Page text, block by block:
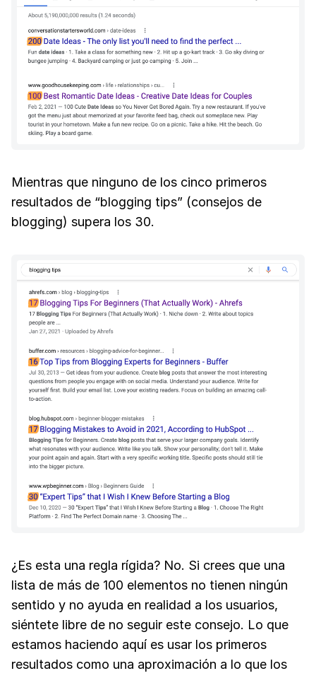
Mientras que ninguno de los cinco primeros
resultados de “blogging tips” (consejos de
blogging) supera los 30.
¿Es esta una regla rígida? No. Si crees que una
lista de más de 100 elementos no tienen ningún
sentido y no ayuda en realidad a los usuarios,
siéntete libre de no seguir este consejo. Lo que
estamos haciendo aquí es usar los primeros
resultados como una aproximación a lo que los